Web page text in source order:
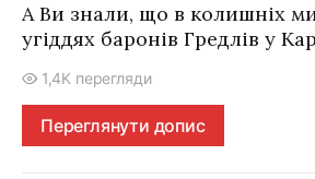
А Ви знали, що в колишніх
угіддях баронів Гредлів у
1,4K перегляди
Переглянути допис